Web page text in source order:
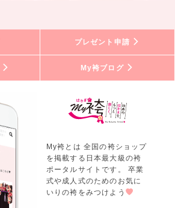
プレゼント申請
My袴ブログ
My袴とは 全国の袴ショップ
を掲載する日本最大級の袴
ポータルサイトです。 卒業
式や成人式のためのお気に
いりの袴をみつけよう